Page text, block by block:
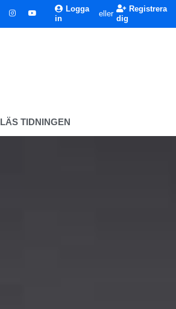
Logga
in
eller
Registrera
dig
LÄS TIDNINGEN